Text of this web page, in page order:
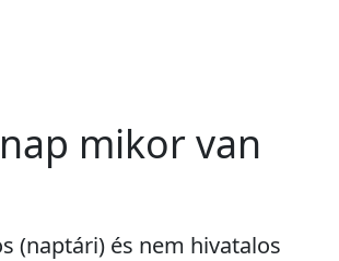
mikor van
(naptári) és nem hivatalos